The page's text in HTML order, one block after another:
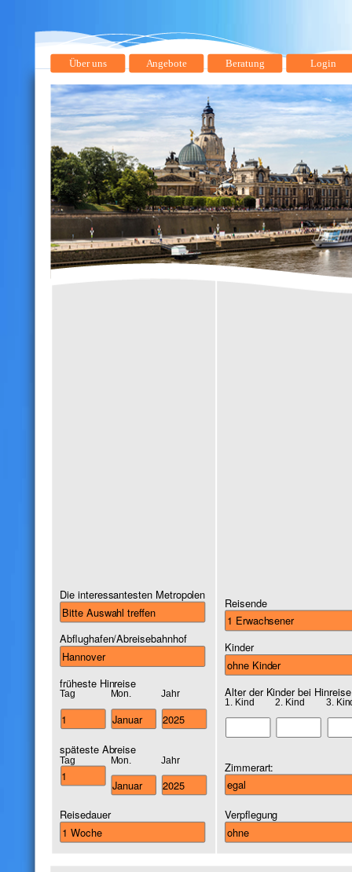
Über uns Angebote Beratung Login
Die interessantesten Metropolen
Abflughafen/Abreisebahnhof
früheste Hinreise
Tag Mon. Jahr
späteste Abreise
Tag Mon. Jahr
Reisedauer
Reisende
Kinder
Alter der Kinder bei Hinreise
1. Kind 2. Kind 3.
Zimmerart:
Verpflegung